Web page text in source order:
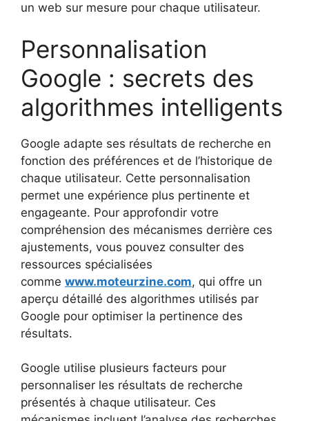
un web sur mesure pour chaque utilisateur.
Personnalisation
Google : secrets des
algorithmes intelligents
Google adapte ses résultats de recherche en
fonction des préférences et de l’historique de
chaque utilisateur. Cette personnalisation
permet une expérience plus pertinente et
engageante. Pour approfondir votre
compréhension des mécanismes derrière ces
ajustements, vous pouvez consulter des
ressources spécialisées
comme www.moteurzine.com, qui offre un
aperçu détaillé des algorithmes utilisés par
Google pour optimiser la pertinence des
résultats.
Google utilise plusieurs facteurs pour
personnaliser les résultats de recherche
présentés à chaque utilisateur. Ces